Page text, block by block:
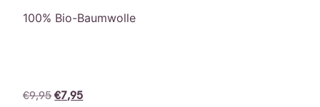
100% Bio-Baumwolle
€9,95 €7,95